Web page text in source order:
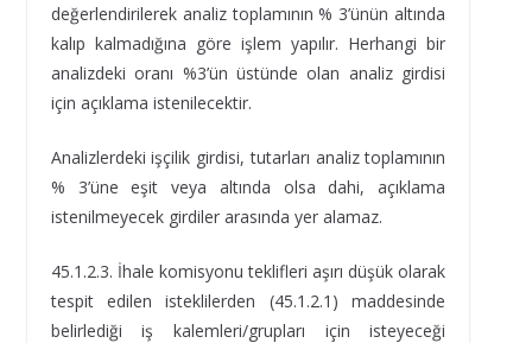
değerlendirilerek analiz toplamının % 3’ünün altında
kalıp kalmadığına göre işlem yapılır. Herhangi bir
analizdeki oranı %3’ün üstünde olan analiz girdisi
için açıklama istenilecektir.
Analizlerdeki işçilik girdisi, tutarları analiz toplamının
% 3’üne eşit veya altında olsa dahi, açıklama
istenilmeyecek girdiler arasında yer alamaz.
45.1.2.3. İhale komisyonu teklifleri aşırı düşük olarak
tespit edilen isteklilerden (45.1.2.1) maddesinde
belirlediği iş kalemleri/grupları için isteyeceği